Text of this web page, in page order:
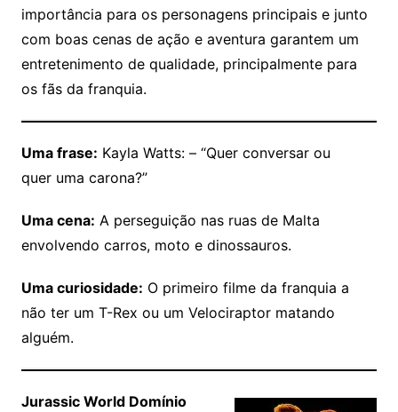
importância para os personagens principais e junto
com boas cenas de ação e aventura garantem um
entretenimento de qualidade, principalmente para
os fãs da franquia.
Uma frase: Kayla Watts: – “Quer conversar ou
quer uma carona?”
Uma cena: A perseguição nas ruas de Malta
envolvendo carros, moto e dinossauros.
Uma curiosidade: O primeiro filme da franquia a
não ter um T-Rex ou um Velociraptor matando
alguém.
Jurassic World Domínio